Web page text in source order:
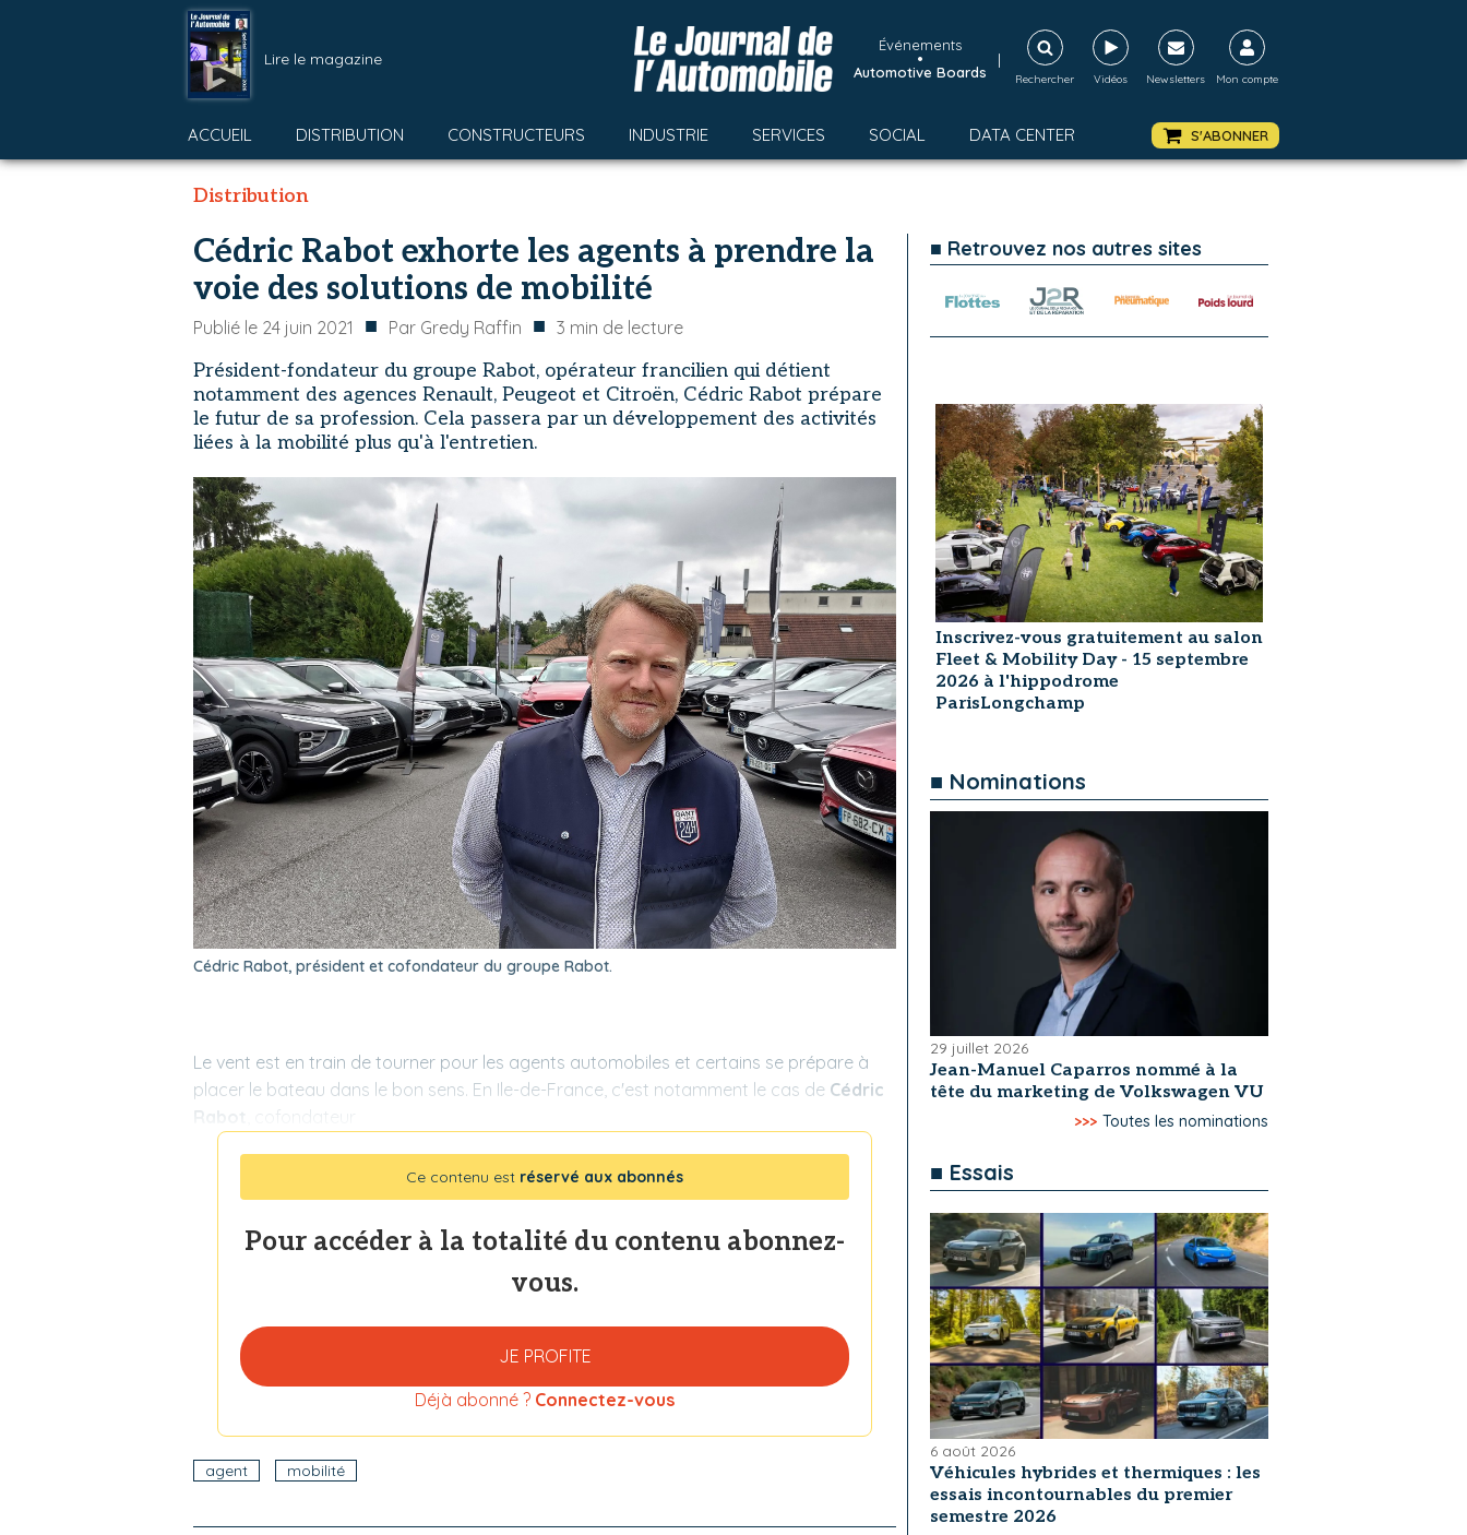
Lire le magazine
Événements
•
Automotive Boards
|
Rechercher Vidéos Newsletters Mon compte
ACCUEIL DISTRIBUTION CONSTRUCTEURS INDUSTRIE SERVICES SOCIAL DATA CENTER S'ABONNER
Distribution
Cédric Rabot exhorte les agents à prendre la
voie des solutions de mobilité
Publié le 24 juin 2021 ■ Par Gredy Raffin ■ 3 min de lecture
Président-fondateur du groupe Rabot, opérateur francilien qui détient
notamment des agences Renault, Peugeot et Citroën, Cédric Rabot prépare
le futur de sa profession. Cela passera par un développement des activités
liées à la mobilité plus qu'à l'entretien.
Cédric Rabot, président et cofondateur du groupe Rabot.
Le vent est en train de tourner pour les agents automobiles et certains se prépare à
placer le bateau dans le bon sens. En Ile-de-France, c'est notamment le cas de Cédric
Rabot
, cofondateur
Ce contenu est réservé aux abonnés
Pour accéder à la totalité du contenu abonnez-
vous.
JE PROFITE
Déjà abonné ? Connectez-vous
agent mobilité
■ Retrouvez nos autres sites
Inscrivez-vous gratuitement au salon
Fleet & Mobility Day - 15 septembre
2026 à l'hippodrome
ParisLongchamp
■ Nominations
29 juillet 2026
Jean-Manuel Caparros nommé à la
tête du marketing de Volkswagen VU
>>> Toutes les nominations
■ Essais
6 août 2026
Véhicules hybrides et thermiques : les
essais incontournables du premier
semestre 2026